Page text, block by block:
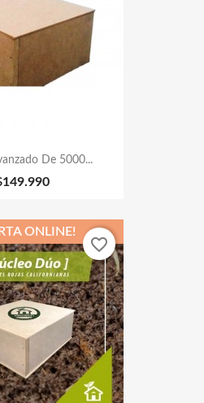
De 5000...
ONLINE!
favorite_border